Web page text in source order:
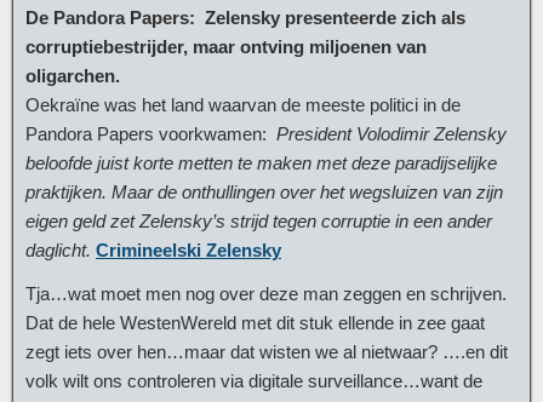
De Pandora Papers: Zelensky presenteerde zich als
corruptiebestrijder, maar ontving miljoenen van
oligarchen.
Oekraïne was het land waarvan de meeste politici in de
Pandora Papers voorkwamen: President Volodimir Zelensky
beloofde juist korte metten te maken met deze paradijselijke
praktijken. Maar de onthullingen over het wegsluizen van zijn
eigen geld zet Zelensky’s strijd tegen corruptie in een ander
daglicht. Crimineelski Zelensky
Tja…wat moet men nog over deze man zeggen en schrijven.
Dat de hele WestenWereld met dit stuk ellende in zee gaat
zegt iets over hen…maar dat wisten we al nietwaar? ….en dit
volk wilt ons controleren via digitale surveillance…want de